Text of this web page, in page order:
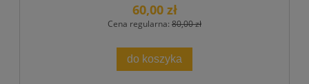
60,00 zł
Cena regularna: 80,00 zł
do koszyka